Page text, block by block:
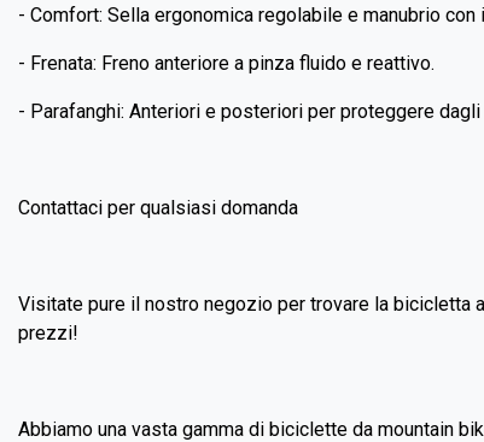
- Comfort: Sella ergonomica regolabile e manubrio con
- Frenata: Freno anteriore a pinza fluido e reattivo.
- Parafanghi: Anteriori e posteriori per proteggere
Contattaci per qualsiasi domanda
Visitate pure il nostro negozio per trovare la bicicletta
prezzi!
Abbiamo una vasta gamma di biciclette da mountain